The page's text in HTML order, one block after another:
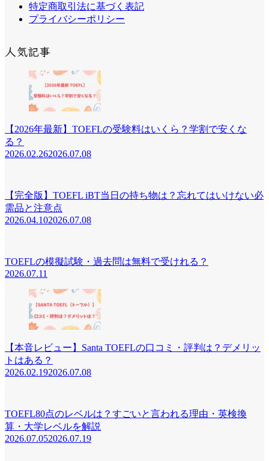
特定商取引法に基づく表記
プライバシーポリシー
人気記事
【2026年最新】TOEFLの受験料はいくら？学割で安くな
る？
2026.02.262026.07.08
【完全版】TOEFL iBT当日の持ち物は？忘れてはいけない必
需品と注意点
2026.04.102026.07.08
TOEFLの模擬試験・過去問は無料で受けれる？
2026.07.11
【本音レビュー】Santa TOEFLの口コミ・評判は？デメリッ
トはある？
2026.02.192026.07.08
TOEFL80点のレベルは？すごいと言われる理由・英検換
算・大学レベルを解説
2026.07.052026.07.19